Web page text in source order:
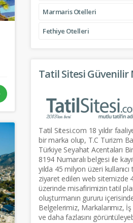
Marmaris Otelleri
Fethiye Otelleri
Tatil Sitesi Güvenilir
Tatil Sitesi.com 18 yıldır
bir marka olup, T.C Turizm
Türkiye Seyahat Acentaları
8194 Numaralı belgesi ile
yılda 45 milyon üzeri kullanıcı
ziyaret edilen web sitemizde
üzerinde misafirimizin tatil
oluşturmanın gururu
Belgelerimiz, Markalarımız, İş
ve daha fazlasını